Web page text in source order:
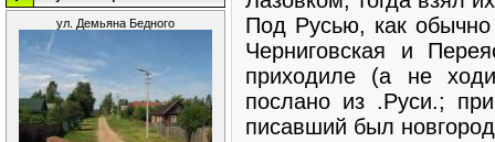
ул. Демьяна Бедного
Под Русью, как обычно
Черниговская и
приходиле (а не
послано из .Руси.;
писавший был